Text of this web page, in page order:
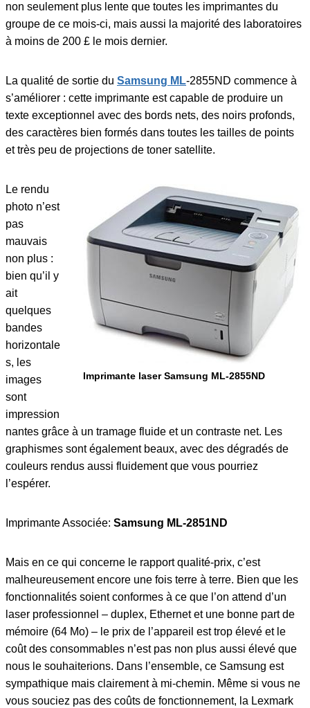
non seulement plus lente que toutes les imprimantes du
groupe de ce mois-ci, mais aussi la majorité des laboratoires
à moins de 200 £ le mois dernier.
La qualité de sortie du Samsung ML-2855ND commence à
s’améliorer : cette imprimante est capable de produire un
texte exceptionnel avec des bords nets, des noirs profonds,
des caractères bien formés dans toutes les tailles de points
et très peu de projections de toner satellite.
Imprimante laser Samsung ML-2855ND
Le rendu
photo n’est
pas
mauvais
non plus :
bien qu’il y
ait
quelques
bandes
horizontale
s, les
images
sont
impression
nantes grâce à un tramage fluide et un contraste net. Les
graphismes sont également beaux, avec des dégradés de
couleurs rendus aussi fluidement que vous pourriez
l’espérer.
Imprimante Associée: Samsung ML-2851ND
Mais en ce qui concerne le rapport qualité-prix, c’est
malheureusement encore une fois terre à terre. Bien que les
fonctionnalités soient conformes à ce que l’on attend d’un
laser professionnel – duplex, Ethernet et une bonne part de
mémoire (64 Mo) – le prix de l’appareil est trop élevé et le
coût des consommables n’est pas non plus aussi élevé que
nous le souhaiterions. Dans l’ensemble, ce Samsung est
sympathique mais clairement à mi-chemin. Même si vous ne
vous souciez pas des coûts de fonctionnement, la Lexmark